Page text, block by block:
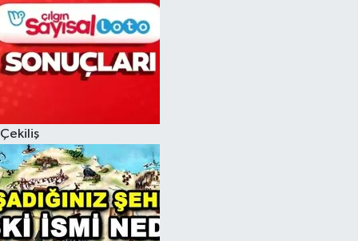
Çekiliş